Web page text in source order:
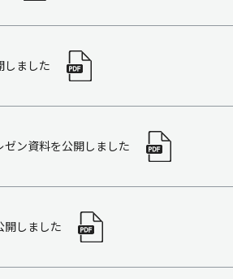
しました
ン資料を公開しました
開しました